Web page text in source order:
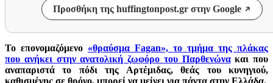
Προσθήκη της huffingtonpost.gr στην Google
Το επονομαζόμενο «θραύσμα Fagan», το τμήμα της πλάκας
που ανήκει στην ανατολική ζωφόρο του Παρθενώνακαι που
αναπαριστά το πόδι της Αρτέμιδας, θεάς του κυνηγιού,
καθισμένης σε θρόνο, μπορεί να μείνει για πάντα στην Ελλάδα.